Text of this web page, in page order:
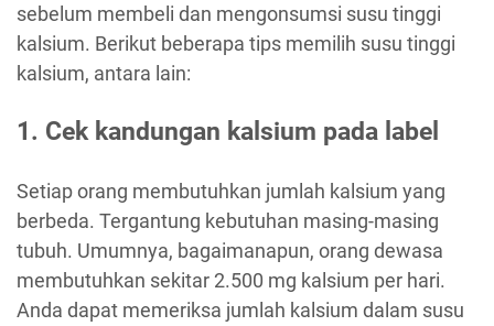
sebelum membeli dan mengonsumsi susu tinggi
kalsium. Berikut beberapa tips memilih susu tinggi
kalsium, antara lain:
1. Cek kandungan kalsium pada label
Setiap orang membutuhkan jumlah kalsium yang
berbeda. Tergantung kebutuhan masing-masing
tubuh. Umumnya, bagaimanapun, orang dewasa
membutuhkan sekitar 2.500 mg kalsium per hari.
Anda dapat memeriksa jumlah kalsium dalam susu